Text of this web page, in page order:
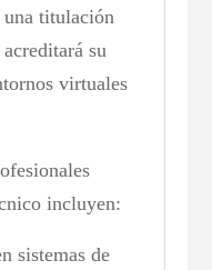
titulación
su
virtuales
incluyen:
sistemas de